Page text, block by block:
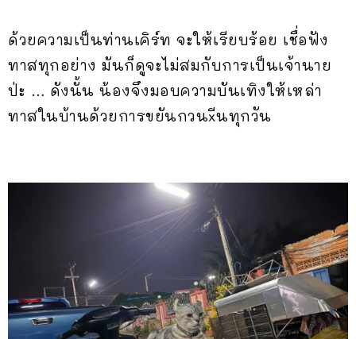
ด้วยความเป็นท่านเคิร์ท จะให้เรียบร้อย เชื่อฟัง
ทาสทุกอย่าง มันก็ดูจะไม่สมกับการเป็นเจ้านาย
ป่ะ … ดังนั้น น้องจึงมอบความบันเทิงให้เหล่า
ทาสในบ้านด้วยการขยันกวนxีนทุกวัน